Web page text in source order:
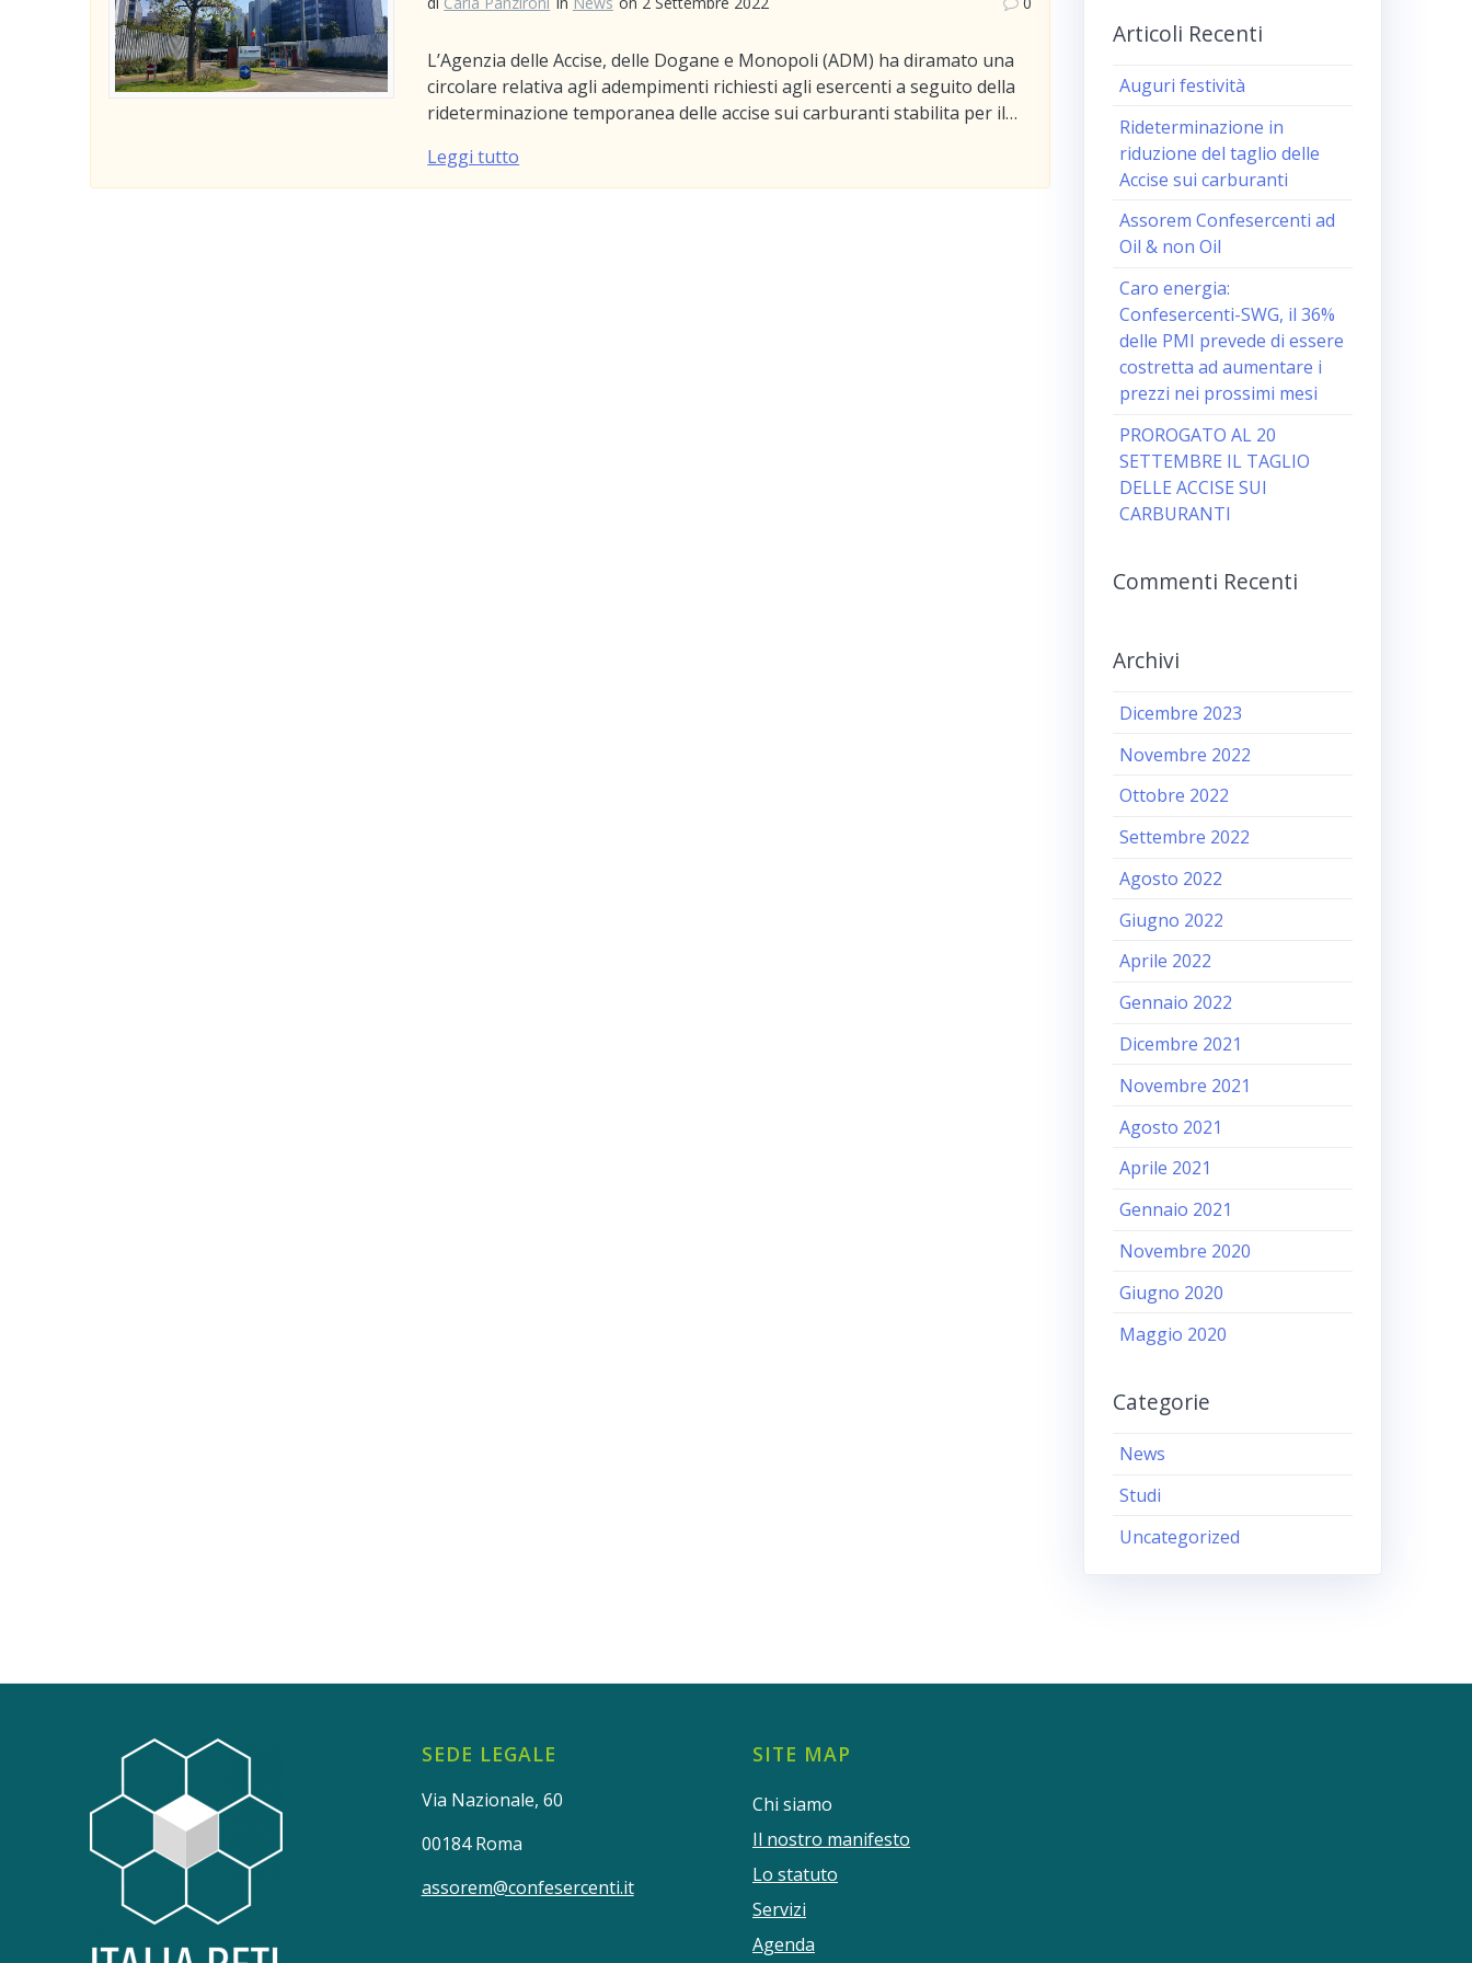
L’Agenzia delle Accise, delle Dogane e Monopoli (ADM) ha diramato una
circolare relativa agli adempimenti richiesti agli esercenti a seguito della
rideterminazione temporanea delle accise sui carburanti stabilita per il…
Leggi tutto
Articoli Recenti
Auguri festività
Rideterminazione in
riduzione del taglio delle
Accise sui carburanti
Assorem Confesercenti ad
Oil & non Oil
Caro energia:
Confesercenti-SWG, il 36%
delle PMI prevede di essere
costretta ad aumentare i
prezzi nei prossimi mesi
PROROGATO AL 20
SETTEMBRE IL TAGLIO
DELLE ACCISE SUI
CARBURANTI
Commenti Recenti
Archivi
Dicembre 2023
Novembre 2022
Ottobre 2022
Settembre 2022
Agosto 2022
Giugno 2022
Aprile 2022
Gennaio 2022
Dicembre 2021
Novembre 2021
Agosto 2021
Aprile 2021
Gennaio 2021
Novembre 2020
Giugno 2020
Maggio 2020
Categorie
News
Studi
Uncategorized
SEDE LEGALE
Via Nazionale, 60
00184 Roma
assorem@confesercenti.it
SITE MAP
Chi siamo
Il nostro manifesto
Lo statuto
Servizi
Agenda